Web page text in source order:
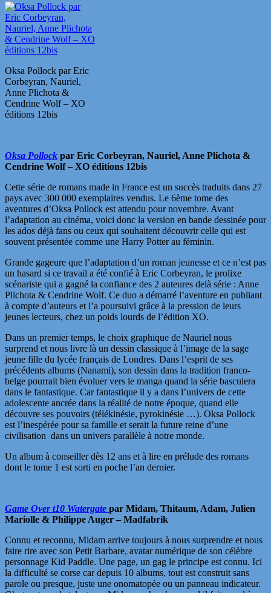
Oksa Pollock par Eric
Corbeyran, Nauriel,
Anne Plichota &
Cendrine Wolf – XO
éditions 12bis
Oksa Pollock par Eric Corbeyran, Nauriel, Anne Plichota &
Cendrine Wolf – XO éditions 12bis
Cette série de romans made in France est un succès traduits dans 27
pays avec 300 000 exemplaires vendus. Le 6ème tome des
aventures d’Oksa Pollock est attendu pour novembre. Avant
l’adaptation au cinéma, voici donc la version en bande dessinée pour
les ados déjà fans ou ceux qui souhaitent découvrir celle qui est
souvent présentée comme une Harry Potter au féminin.
Grande gageure que l’adaptation d’un roman jeunesse et ce n’est pas
un hasard si ce travail a été confié à Eric Corbeyran, le prolixe
scénariste qui a gagné la confiance des 2 auteures delà série : Anne
Plichota & Cendrine Wolf. Ce duo a démarré l’aventure en publiant
à compte d’auteurs et l’a poursuivi grâce à la pression de leurs
jeunes lecteurs, chez un poids lourds de l’édition XO.
Dans un premier temps, le choix graphique de Nauriel nous
surprend et nous livre là un dessin classique à l’image de la sage
jeune fille du lycée français de Londres. Dans l’esprit de ses
précédents albums (Nanami), son dessin dans la tradition franco-
belge pourrait bien évoluer vers le manga quand la série basculera
dans le fantastique. Car fantastique il y a dans l’univers de cette
adolescente ancrée dans la réalité de notre époque, quand elle
découvre ses pouvoirs (télékinésie, pyrokinésie …). Oksa Pollock
est l’inespérée pour sa famille et serait la future reine d’une
civilisation dans un univers parallèle à notre monde.
Un album à conseiller dès 12 ans et à lire en prélude des romans
dont le tome 1 est sorti en poche l’an dernier.
Game Over t10 Watergate par Midam, Thitaum, Adam, Julien
Mariolle & Philippe Auger – Madfabrik
Connu et reconnu, Midam arrive toujours à nous surprendre et nous
faire rire avec son Petit Barbare, avatar numérique de son célèbre
personnage Kid Paddle. Une page, un gag le principe est connu. Ici
la difficulté se corse car depuis 10 albums, tout est construit sans
parole ou presque, juste une onomatopée ou un panneau indicateur.